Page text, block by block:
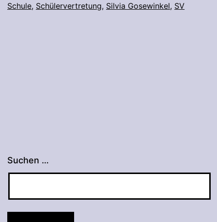
Schule, Schülervertretung, Silvia Gosewinkel, SV
Suchen …